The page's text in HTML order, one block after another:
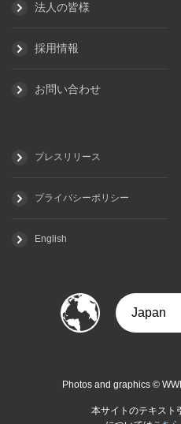
法人の皆様
採用情報
お問い合わせ
プレスリリース
プライバシーポリシー
English
Photos and graphics ©
本サイトのテキスト